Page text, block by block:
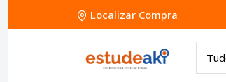
Localizar Compra